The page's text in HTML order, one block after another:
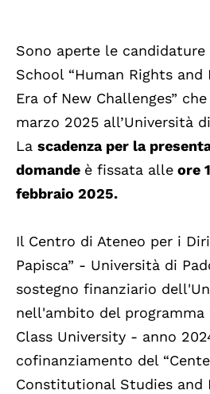
Sono aperte le
School “Human Rights
Era of New Challenges”
marzo 2025 all’Università
La scadenza per la
domande è fissata alle ore
febbraio 2025.
Il Centro di Ateneo per i
Papisca” - Università di
sostegno finanziario
nell'ambito del programma
Class University - anno
cofinanziamento del
Constitutional Studies and